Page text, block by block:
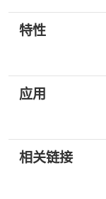
特性
应用
相关链接